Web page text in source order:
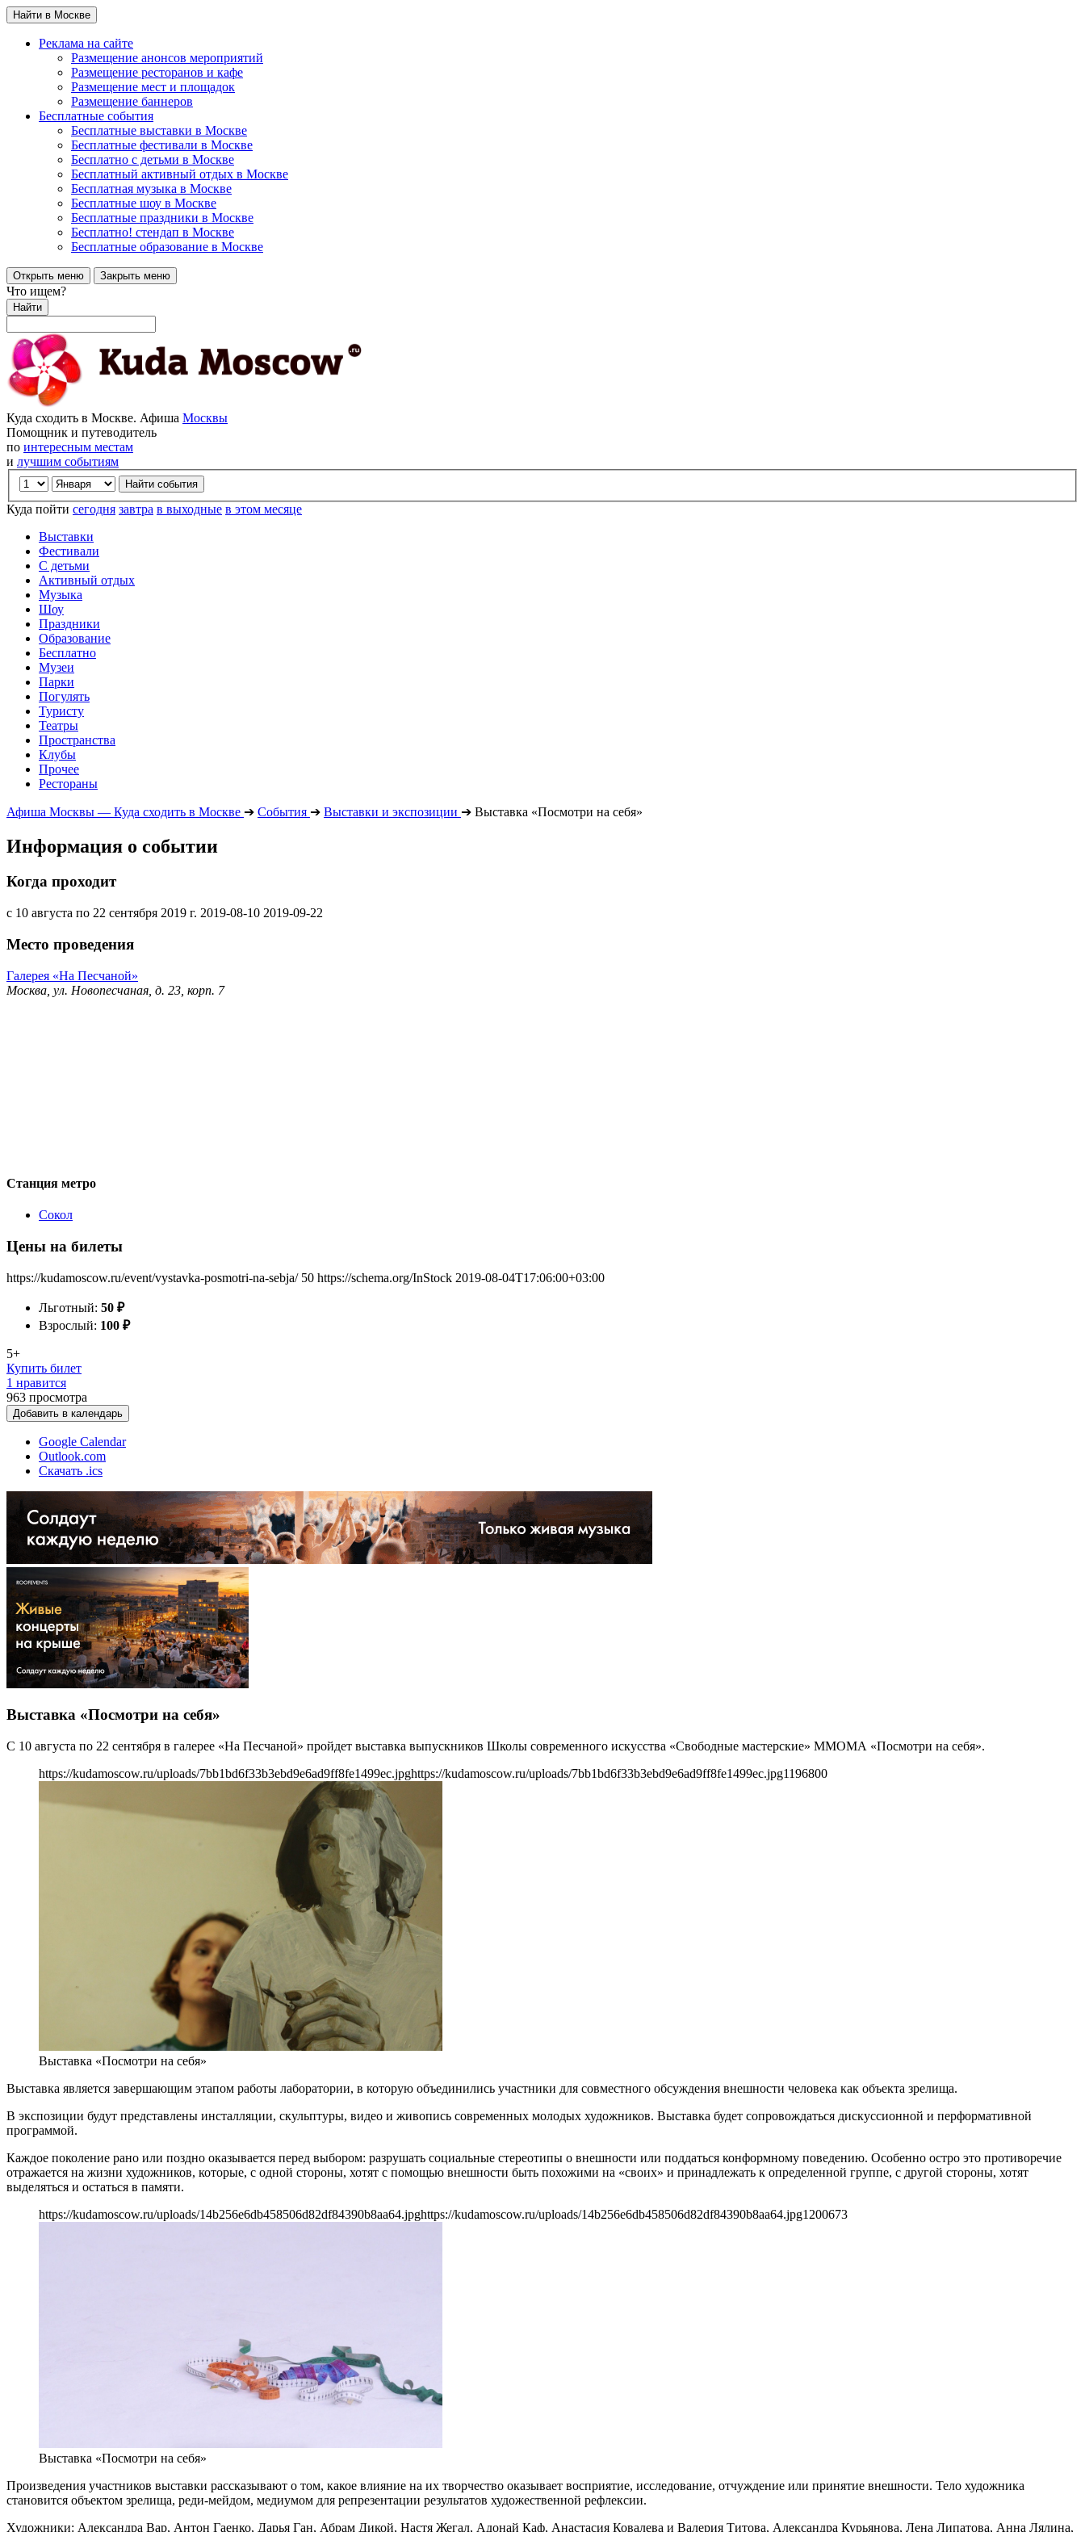
Найти в Москве
Реклама на сайте
Размещение анонсов мероприятий
Размещение ресторанов и кафе
Размещение мест и площадок
Размещение баннеров
Бесплатные события
Бесплатные выставки в Москве
Бесплатные фестивали в Москве
Бесплатно с детьми в Москве
Бесплатный активный отдых в Москве
Бесплатная музыка в Москве
Бесплатные шоу в Москве
Бесплатные праздники в Москве
Бесплатно! стендап в Москве
Бесплатные образование в Москве
Открыть меню Закрыть меню
Что ищем?
Найти
Куда сходить в Москве. Афиша Москвы
Помощник и путеводитель
по интересным местам
и лучшим событиям
Куда пойти сегодня завтра в выходные в этом месяце
Выставки
Фестивали
С детьми
Активный отдых
Музыка
Шоу
Праздники
Образование
Бесплатно
Музеи
Парки
Погулять
Туристу
Театры
Пространства
Клубы
Прочее
Рестораны
Афиша Москвы — Куда сходить в Москве ➔ События ➔ Выставки и экспозиции ➔ Выставка «Посмотри на себя»
Информация о событии
Когда проходит
с 10 августа по 22 сентября 2019 г. 2019-08-10 2019-09-22
Место проведения
Галерея «На Песчаной»
Москва, ул. Новопесчаная, д. 23, корп. 7
Станция метро
Сокол
Цены на билеты
https://kudamoscow.ru/event/vystavka-posmotri-na-sebja/ 50 https://schema.org/InStock 2019-08-04T17:06:00+03:00
Льготный: 50 ₽
Взрослый: 100 ₽
5+
Купить билет
1 нравится
963 просмотра
Добавить в календарь
Google Calendar
Outlook.com
Скачать .ics
Выставка «Посмотри на себя»
С 10 августа по 22 сентября в галерее «На Песчаной» пройдет выставка выпускников Школы современного искусства «Свободные мастерские» ММОМА «Посмотри на себя».
https://kudamoscow.ru/uploads/7bb1bd6f33b3ebd9e6ad9ff8fe1499ec.jpghttps://kudamoscow.ru/uploads/7bb1bd6f33b3ebd9e6ad9ff8fe1499ec.jpg1196800
Выставка «Посмотри на себя»
Выставка является завершающим этапом работы лаборатории, в которую объединились участники для совместного обсуждения внешности человека как объекта зрелища.
В экспозиции будут представлены инсталляции, скульптуры, видео и живопись современных молодых художников. Выставка будет сопровождаться дискуссионной и перформативной
программой.
Каждое поколение рано или поздно оказывается перед выбором: разрушать социальные стереотипы о внешности или поддаться конформному поведению. Особенно остро это противоречие
отражается на жизни художников, которые, с одной стороны, хотят с помощью внешности быть похожими на «своих» и принадлежать к определенной группе, с другой стороны, хотят
выделяться и остаться в памяти.
https://kudamoscow.ru/uploads/14b256e6db458506d82df84390b8aa64.jpghttps://kudamoscow.ru/uploads/14b256e6db458506d82df84390b8aa64.jpg1200673
Выставка «Посмотри на себя»
Произведения участников выставки рассказывают о том, какое влияние на их творчество оказывает восприятие, исследование, отчуждение или принятие внешности. Тело художника
становится объектом зрелища, реди-мейдом, медиумом для репрезентации результатов художественной рефлексии.
Художники: Александра Вар, Антон Гаенко, Дарья Ган, Абрам Дикой, Настя Жегал, Адонай Каф, Анастасия Ковалева и Валерия Титова, Александра Курьянова, Лена Липатова, Анна Лялина,